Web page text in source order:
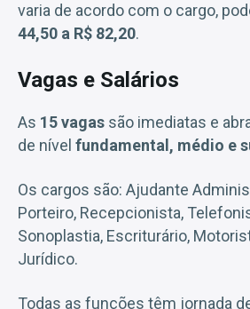
varia de acordo com o cargo,
44,50 a R$ 82,20.
Vagas e Salários
As 15 vagas são imediatas e
de nível fundamental, médio e
Os cargos são: Ajudante
Porteiro, Recepcionista,
Sonoplastia, Escriturário,
Jurídico.
Todas as funções têm jornada